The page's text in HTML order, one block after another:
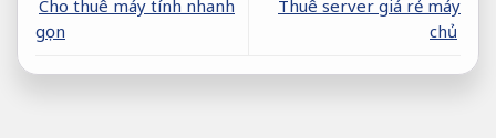
Cho thuê máy tính nhanh
gọn
Thuê server giá rẻ máy
chủ